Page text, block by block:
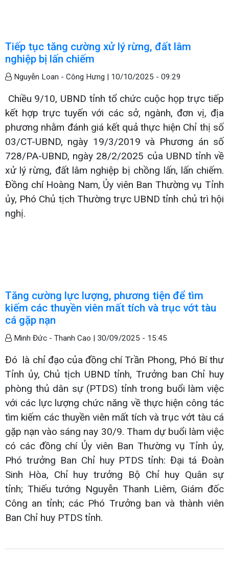
Tiếp tục tăng cường xử lý rừng, đất lâm
nghiệp bị lấn chiếm
Nguyễn Loan - Công Hưng | 10/10/2025 - 09:29
Chiều 9/10, UBND tỉnh tổ chức cuộc họp trực tiếp
kết hợp trực tuyến với các sở, ngành, đơn vị, địa
phương nhằm đánh giá kết quả thực hiện Chỉ thị số
03/CT-UBND, ngày 19/3/2019 và Phương án số
728/PA-UBND, ngày 28/2/2025 của UBND tỉnh về
xử lý rừng, đất lâm nghiệp bị chồng lấn, lấn chiếm.
Đồng chí Hoàng Nam, Ủy viên Ban Thường vụ Tỉnh
ủy, Phó Chủ tịch Thường trực UBND tỉnh chủ trì hội
nghị.
Tăng cường lực lượng, phương tiện để tìm
kiếm các thuyền viên mất tích và trục vớt tàu
cá gặp nạn
Minh Đức - Thanh Cao | 30/09/2025 - 15:45
Đó là chỉ đạo của đồng chí Trần Phong, Phó Bí thư
Tỉnh ủy, Chủ tịch UBND tỉnh, Trưởng ban Chỉ huy
phòng thủ dân sự (PTDS) tỉnh trong buổi làm việc
với các lực lượng chức năng về thực hiện công tác
tìm kiếm các thuyền viên mất tích và trục vớt tàu cá
gặp nạn vào sáng nay 30/9. Tham dự buổi làm việc
có các đồng chí Ủy viên Ban Thường vụ Tỉnh ủy,
Phó trưởng Ban Chỉ huy PTDS tỉnh: Đại tá Đoàn
Sinh Hòa, Chỉ huy trưởng Bộ Chỉ huy Quân sự
tỉnh; Thiếu tướng Nguyễn Thanh Liêm, Giám đốc
Công an tỉnh; các Phó Trưởng ban và thành viên
Ban Chỉ huy PTDS tỉnh.